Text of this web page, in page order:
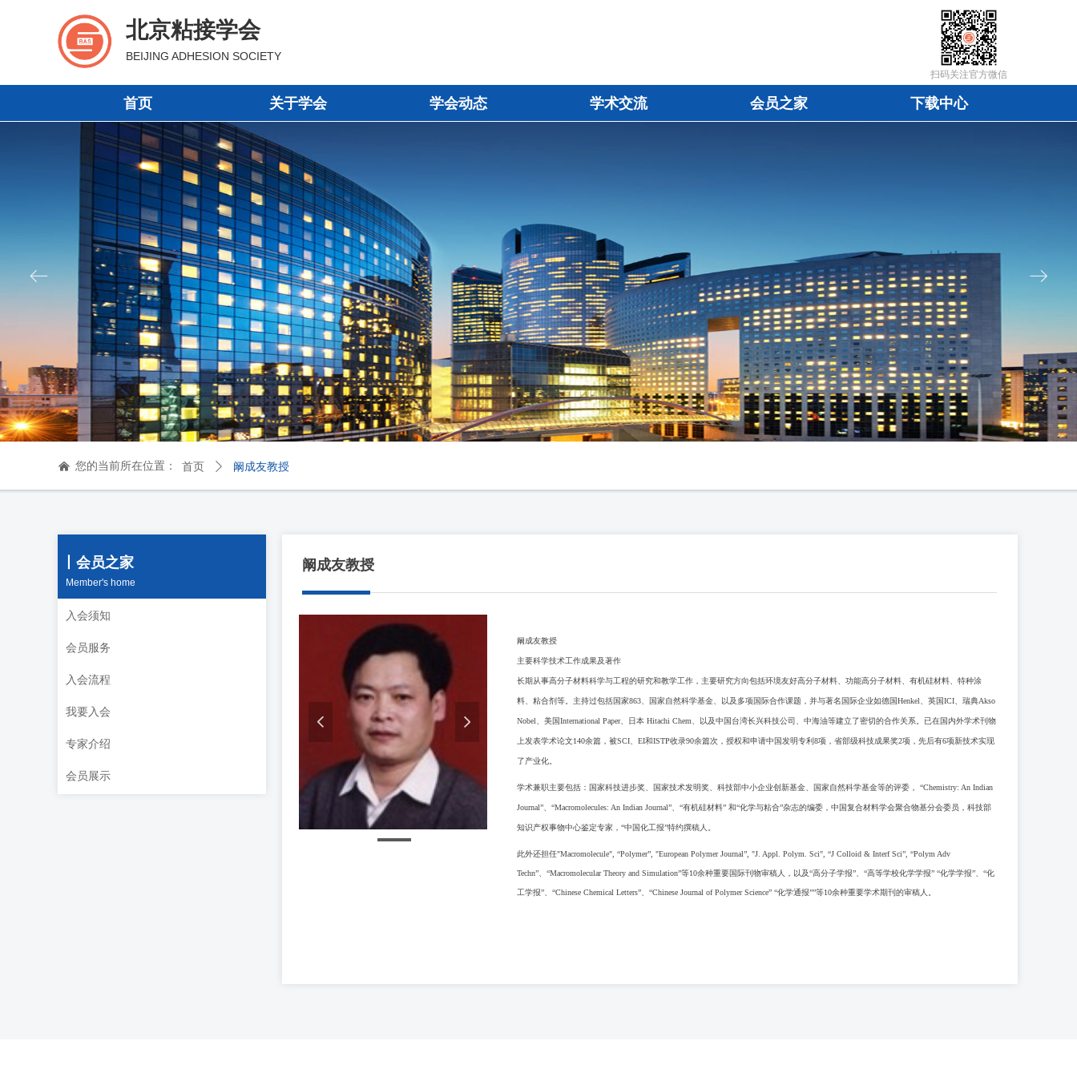
北京粘接学会
BEIJING ADHESION SOCIETY
扫码关注官方微信
首页
首页
关于学会
关于学会
学会动态 学术交流 会员之家 下载中心
낀 您的当前所在位置： 首页 ꄲ 阚成友教授
阚成友教授
阚成友教授
主要科学技术工作成果及著作
长期从事高分子材料科学与工程的研究和教学工作，主要研究方向包括环境友好高分子材料、功能高分子材料、有机硅材料、特种涂
料、粘合剂等。主持过包括国家863、国家自然科学基金、以及多项国际合作课题，并与著名国际企业如德国Henkel、英国ICI、瑞典Akso
Nobel、美国International Paper、日本 Hitachi Chem、以及中国台湾长兴科技公司、中海油等建立了密切的合作关系。已在国内外学术刊物
上发表学术论文140余篇，被SCI、EI和ISTP收录90余篇次，授权和申请中国发明专利8项，省部级科技成果奖2项，先后有6项新技术实现
了产业化。
学术兼职主要包括：国家科技进步奖、国家技术发明奖、科技部中小企业创新基金、国家自然科学基金等的评委， “Chemistry: An Indian
Journal” 、“Macromolecules: An Indian Journal”、“有机硅材料” 和“化学与粘合”杂志的编委，中国复合材料学会聚合物基分会委员，科技部
知识产权事物中心鉴定专家，“中国化工报”特约撰稿人。
此外还担任"Macromolecule", “Polymer”, "European Polymer Journal”, "J. Appl. Polym. Sci", “J Colloid & Interf Sci”, “Polym Adv
Techn”、“Macromolecular Theory and Simulation”等10余种重要国际刊物审稿人，以及“高分子学报”、“高等学校化学学报” “化学学报”、“化
工学报”、“Chinese Chemical Letters”、“Chinese Journal of Polymer Science” “化学通报””等10余种重要学术期刊的审稿人。
넳 넲
ꂃ ꁹ
丨会员之家
Member's home
入会须知
会员服务
入会流程
我要入会
专家介绍
会员展示